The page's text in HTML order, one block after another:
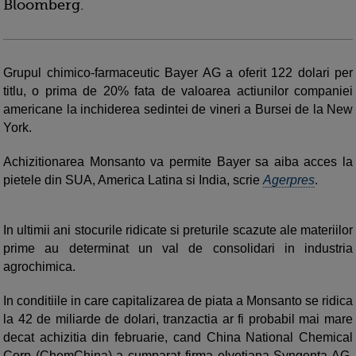
Bloomberg.
Grupul chimico-farmaceutic Bayer AG a oferit 122 dolari per
titlu, o prima de 20% fata de valoarea actiunilor companiei
americane la inchiderea sedintei de vineri a Bursei de la New
York.
Achizitionarea Monsanto va permite Bayer sa aiba acces la
pietele din SUA, America Latina si India, scrie Agerpres.
In ultimii ani stocurile ridicate si preturile scazute ale materiilor
prime au determinat un val de consolidari in industria
agrochimica.
In conditiile in care capitalizarea de piata a Monsanto se ridica
la 42 de miliarde de dolari, tranzactia ar fi probabil mai mare
decat achizitia din februarie, cand China National Chemical